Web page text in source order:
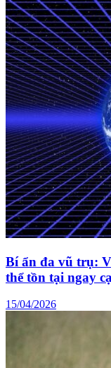
Bí ẩn đa vũ trụ:
thể tồn tại ngay
15/04/2026